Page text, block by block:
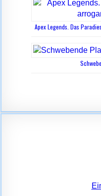
Apex Legends. Das